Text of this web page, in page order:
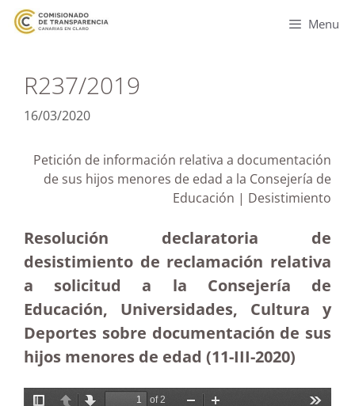
Menu
R237/2019
16/03/2020
Petición de información relativa a documentación
de sus hijos menores de edad a la Consejería de
Educación | Desistimiento
Resolución declaratoria de
desistimiento de reclamación relativa
a solicitud a la Consejería de
Educación, Universidades, Cultura y
Deportes sobre documentación de sus
hijos menores de edad (11-III-2020)